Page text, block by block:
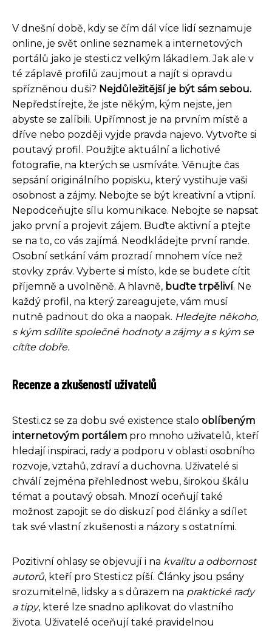
V dnešní době, kdy se čím dál více lidí seznamuje
online, je svět online seznamek a internetových
portálů jako je stesti.cz velkým lákadlem. Jak ale v
té záplavě profilů zaujmout a najít si opravdu
spřízněnou duši? Nejdůležitější je být sám sebou.
Nepředstírejte, že jste někým, kým nejste, jen
abyste se zalíbili. Upřímnost je na prvním místě a
dříve nebo později vyjde pravda najevo. Vytvořte si
poutavý profil. Použijte aktuální a lichotivé
fotografie, na kterých se usmíváte. Věnujte čas
sepsání originálního popisku, který vystihuje vaši
osobnost a zájmy. Nebojte se být kreativní a vtipní.
Nepodceňujte sílu komunikace. Nebojte se napsat
jako první a projevit zájem. Buďte aktivní a ptejte
se na to, co vás zajímá. Neodkládejte první rande.
Osobní setkání vám prozradí mnohem více než
stovky zpráv. Vyberte si místo, kde se budete cítit
příjemně a uvolněně. A hlavně, buďte trpěliví. Ne
každý profil, na který zareagujete, vám musí
nutně padnout do oka a naopak. Hledejte někoho,
s kým sdílíte společné hodnoty a zájmy a s kým se
cítíte dobře.
Recenze a zkušenosti uživatelů
Stesti.cz se za dobu své existence stalo oblíbeným
internetovým portálem pro mnoho uživatelů, kteří
hledají inspiraci, rady a podporu v oblasti osobního
rozvoje, vztahů, zdraví a duchovna. Uživatelé si
chválí zejména přehlednost webu, širokou škálu
témat a poutavý obsah. Mnozí oceňují také
možnost zapojit se do diskuzí pod články a sdílet
tak své vlastní zkušenosti a názory s ostatními.
Pozitivní ohlasy se objevují i na kvalitu a odbornost
autorů, kteří pro Stesti.cz píší. Články jsou psány
srozumitelně, lidsky a s důrazem na praktické rady
a tipy, které lze snadno aplikovat do vlastního
života. Uživatelé oceňují také pravidelnou